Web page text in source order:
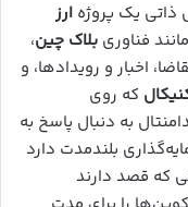
ذاتی یک پروژه ارز
فناوری بلاک چین،
اخبار و رویدادها، و
که روی
به دنبال پاسخ به
بلندمدت دارد
که قصد دارند